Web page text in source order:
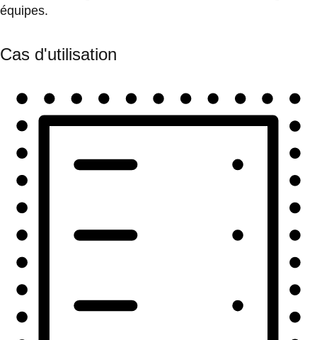
équipes.
Cas d'utilisation